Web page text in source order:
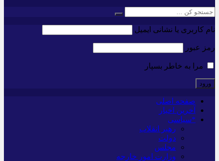
نام کاربری یا نشانی ایمیل
رمز عبور
مرا به خاطر بسپار
صفحه اصلی
آخرین اخبار
*سیاسی
رهبر انقلاب
دولت
مجلس
وزارت امور خارجه